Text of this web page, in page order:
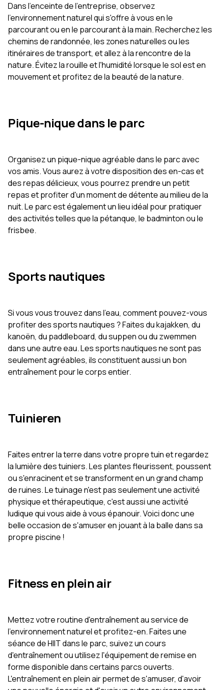
Dans l'enceinte de l'entreprise, observez
l'environnement naturel qui s'offre à vous en le
parcourant ou en le parcourant à la main. Recherchez les
chemins de randonnée, les zones naturelles ou les
itinéraires de transport, et allez à la rencontre de la
nature. Évitez la rouille et l'humidité lorsque le sol est en
mouvement et profitez de la beauté de la nature.
Pique-nique dans le parc
Organisez un pique-nique agréable dans le parc avec
vos amis. Vous aurez à votre disposition des en-cas et
des repas délicieux, vous pourrez prendre un petit
repas et profiter d'un moment de détente au milieu de la
nuit. Le parc est également un lieu idéal pour pratiquer
des activités telles que la pétanque, le badminton ou le
frisbee.
Sports nautiques
Si vous vous trouvez dans l'eau, comment pouvez-vous
profiter des sports nautiques ? Faites du kajakken, du
kanoën, du paddleboard, du suppen ou du zwemmen
dans une autre eau. Les sports nautiques ne sont pas
seulement agréables, ils constituent aussi un bon
entraînement pour le corps entier.
Tuinieren
Faites entrer la terre dans votre propre tuin et regardez
la lumière des tuiniers. Les plantes fleurissent, poussent
ou s'enracinent et se transforment en un grand champ
de ruines. Le tuinage n'est pas seulement une activité
physique et thérapeutique, c'est aussi une activité
ludique qui vous aide à vous épanouir. Voici donc une
belle occasion de s'amuser en jouant à la balle dans sa
propre piscine !
Fitness en plein air
Mettez votre routine d'entraînement au service de
l'environnement naturel et profitez-en. Faites une
séance de HIIT dans le parc, suivez un cours
d'entraînement ou utilisez l'équipement de remise en
forme disponible dans certains parcs ouverts.
L'entraînement en plein air permet de s'amuser, d'avoir